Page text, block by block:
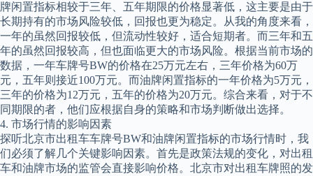
牌闲置指标相较于三年、五年期限的价格显著低，这主要是由于
长期持有的市场风险较低，回报也更为稳定。从我的角度来看，
一年的虽然回报较低，但流动性较好，适合短期者。而三年和五
年的虽然回报较高，但也面临更大的市场风险。根据当前市场的
数据，一年车牌号BW的价格在25万元左右，三年价格为60万
元，五年则接近100万元。而油牌闲置指标的一年价格为5万元，
三年的价格为12万元，五年的价格为20万元。综合来看，对于不
同期限的者，他们应根据自身的策略和市场判断做出选择。
4. 市场行情的影响因素
探听北京市出租车车牌号BW和油牌闲置指标的市场行情时，我
们必须了解几个关键影响因素。首先是政策法规的变化，对出租
车和油牌市场的监管会直接影响价格。北京市对出租车牌照的发